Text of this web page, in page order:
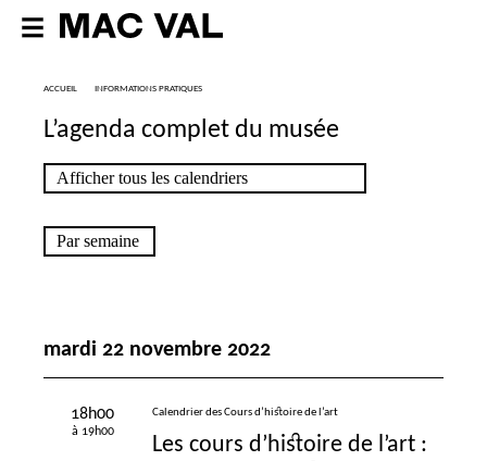
ACCUEIL INFORMATIONS PRATIQUES
L’agenda complet du musée
mardi 22 novembre 2022
18h00
à 19h00
Calendrier des Cours d’histoire de l’art
Les cours d’histoire de l’art :